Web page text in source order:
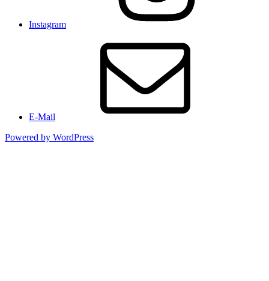
Instagram
E-Mail
Powered by WordPress